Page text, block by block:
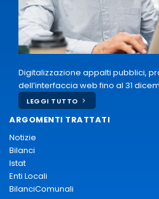
Digitalizzazione appalti pubblici,
dell’interfaccia web fino al 31
LEGGI TUTTO
ARGOMENTI TRATTATI
Notizie
Bilanci
Istat
Enti Locali
BilanciComunali